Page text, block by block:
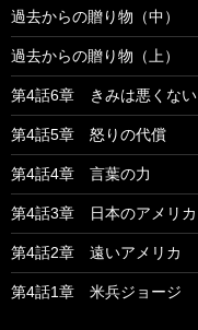
過去からの贈り物（中）
過去からの贈り物（上）
第4話6章 きみは悪くない
第4話5章 怒りの代償
第4話4章 言葉の力
第4話3章 日本のアメリカ
第4話2章 遠いアメリカ
第4話1章 米兵ジョージ